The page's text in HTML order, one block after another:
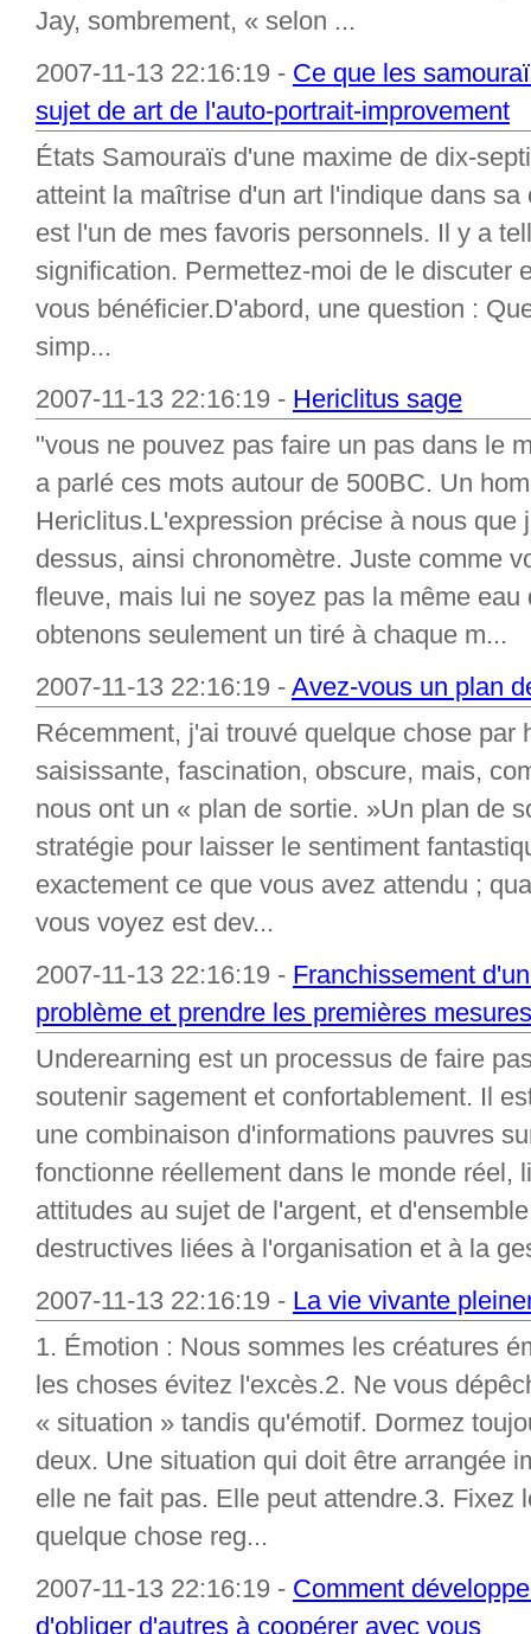
Jay, sombrement, « selon ...
2007-11-13 22:16:19 - Ce que les
sujet de art de l'auto-portrait-improvement
États Samouraïs d'une maxime de dix-
atteint la maîtrise d'un art l'indique dans
est l'un de mes favoris personnels. Il y a
signification. Permettez-moi de le discuter
vous bénéficier.D'abord, une question :
simp...
2007-11-13 22:16:19 - Hericlitus sage
"vous ne pouvez pas faire un pas dans le
a parlé ces mots autour de 500BC. Un
Hericlitus.L'expression précise à nous
dessus, ainsi chronomètre. Juste comme
fleuve, mais lui ne soyez pas la même
obtenons seulement un tiré à chaque m...
2007-11-13 22:16:19 - Avez-vous un plan
Récemment, j'ai trouvé quelque chose par
saisissante, fascination, obscure, mais,
nous ont un « plan de sortie. »Un plan de
stratégie pour laisser le sentiment
exactement ce que vous avez attendu ;
vous voyez est dev...
2007-11-13 22:16:19 - Franchissement
problème et prendre les premières
Underearning est un processus de faire
soutenir sagement et confortablement. Il
une combinaison d'informations pauvres
fonctionne réellement dans le monde réel,
attitudes au sujet de l'argent, et
destructives liées à l'organisation et à la
2007-11-13 22:16:19 - La vie vivante
1. Émotion : Nous sommes les créatures
les choses évitez l'excès.2. Ne vous
« situation » tandis qu'émotif. Dormez
deux. Une situation qui doit être arrangée
elle ne fait pas. Elle peut attendre.3. Fixez
quelque chose reg...
2007-11-13 22:16:19 - Comment
d'obliger d'autres à coopérer avec vous